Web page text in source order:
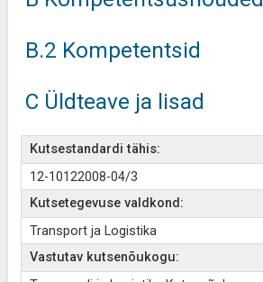
B.2 Kompetentsid
C Üldteave ja lisad
Kutsestandardi tähis:
12-10122008-04/3
Kutsetegevuse valdkond:
Transport ja Logistika
Vastutav kutsenõukogu: